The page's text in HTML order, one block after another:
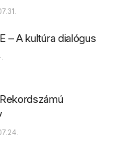
– A kultúra dialógus